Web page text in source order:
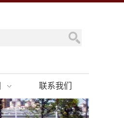
联系我们